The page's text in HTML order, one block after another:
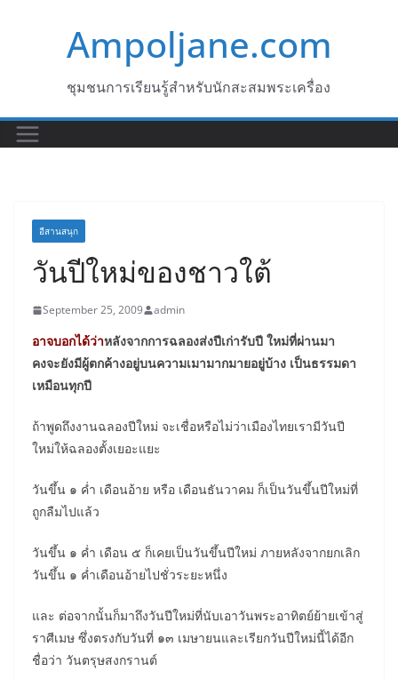
Ampoljane.com
ชุมชนการเรียนรู้สำหรับนักสะสมพระเครื่อง
อีสานสนุก
วันปีใหม่ของชาวใต้
September 25, 2009 admin
อาจบอกได้ว่าหลังจากการฉลองส่งปีเก่ารับปี ใหม่ที่ผ่านมา
คงจะยังมีผู้ตกค้างอยู่บนความเมามากมายอยู่บ้าง เป็นธรรมดา
เหมือนทุกปี
ถ้าพูดถึงงานฉลองปีใหม่ จะเชื่อหรือไม่ว่าเมืองไทยเรามีวันปี
ใหม่ให้ฉลองตั้งเยอะแยะ
วันขึ้น ๑ ค่ำ เดือนอ้าย หรือ เดือนธันวาคม ก็เป็นวันขึ้นปีใหม่ที่
ถูกลืมไปแล้ว
วันขึ้น ๑ ค่ำ เดือน ๕ ก็เคยเป็นวันขึ้นปีใหม่ ภายหลังจากยกเลิก
วันขึ้น ๑ ค่ำเดือนอ้ายไปชั่วระยะหนึ่ง
และ ต่อจากนั้นก็มาถึงวันปีใหม่ที่นับเอาวันพระอาทิตย์ย้ายเข้าสู่
ราศีเมษ ซึ่งตรงกับวันที่ ๑๓ เมษายนและเรียกวันปีใหม่นี้ได้อีก
ชื่อว่า วันตรุษสงกรานต์